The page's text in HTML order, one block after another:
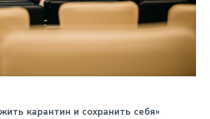
карантин и сохранить себя»